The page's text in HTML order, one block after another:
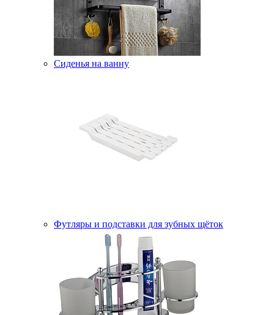
Сиденья на ванну
Футляры и подставки для зубных щёток